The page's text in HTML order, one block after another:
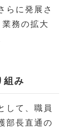
らに発展さ
務の拡大
組み
して、職員
部長直通の